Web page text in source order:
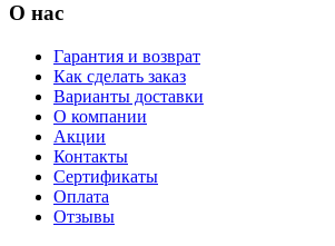
О нас
Гарантия и возврат
Как сделать заказ
Варианты доставки
О компании
Акции
Контакты
Сертификаты
Оплата
Отзывы